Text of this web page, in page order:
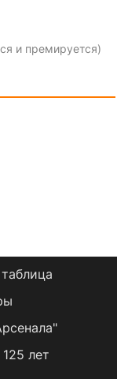
и премируется)
лет